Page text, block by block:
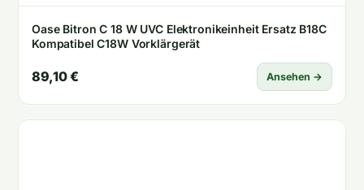
Oase Bitron C 18 W UVC Elektronikeinheit Ersatz B18C
Kompatibel C18W Vorklärgerät
89,10 € Ansehen →